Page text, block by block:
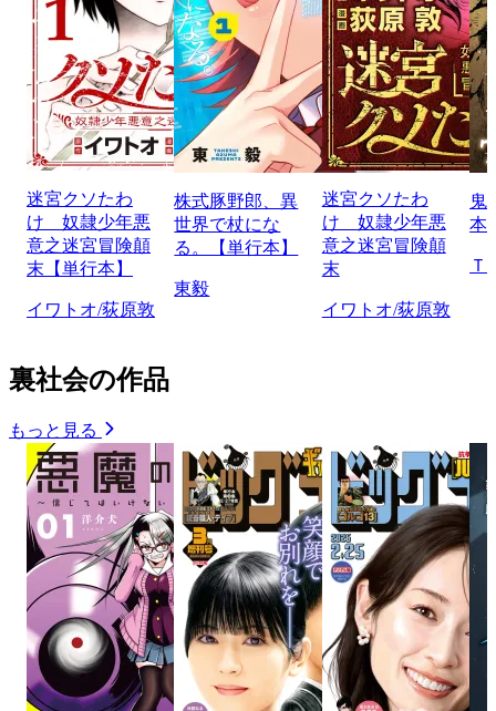
迷宮クソたわ
け 奴隷少年悪
意之迷宮冒険顛
末【単行本】
イワトオ/荻原敦
株式豚野郎、異
世界で杖にな
る。【単行本】
東毅
迷宮クソたわ
け 奴隷少年悪
意之迷宮冒険顛
末
イワトオ/荻原敦
鬼
本
Ｔ
裏社会の作品
もっと見る